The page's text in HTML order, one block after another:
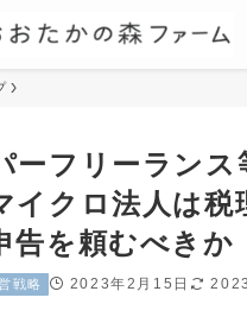
ーフリーランス
イクロ法人は税
告を頼むべきか
戦略 2023年2月15日